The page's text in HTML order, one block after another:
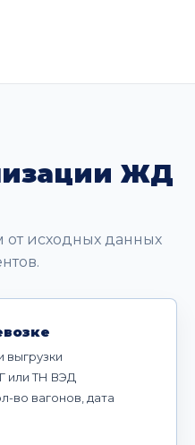
ЖД
от исходных данных
выгрузки
или ТН ВЭД
во вагонов, дата